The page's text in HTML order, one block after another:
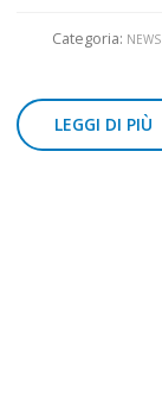
Categoria: NEWS
LEGGI DI PIÙ